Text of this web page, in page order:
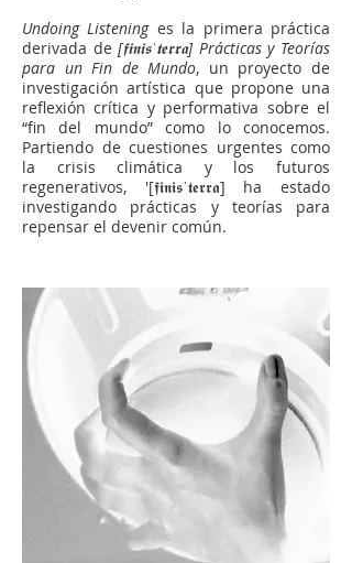
Undoing Listening es la primera práctica
derivada de[𝖋𝖎𝖓𝖎𝖘ˈ𝖙𝖊𝖗𝖗𝖆] Prácticas y Teorías
para un Fin de Mundo, un proyecto de
investigación artística que propone una
reflexión crítica y performativa sobre el
“fin del mundo” como lo conocemos.
Partiendo de cuestiones urgentes como
la crisis climática y los futuros
regenerativos, '[𝖋𝖎𝖓𝖎𝖘ˈ𝖙𝖊𝖗𝖗𝖆] ha estado
investigando prácticas y teorías para
repensar el devenir común.